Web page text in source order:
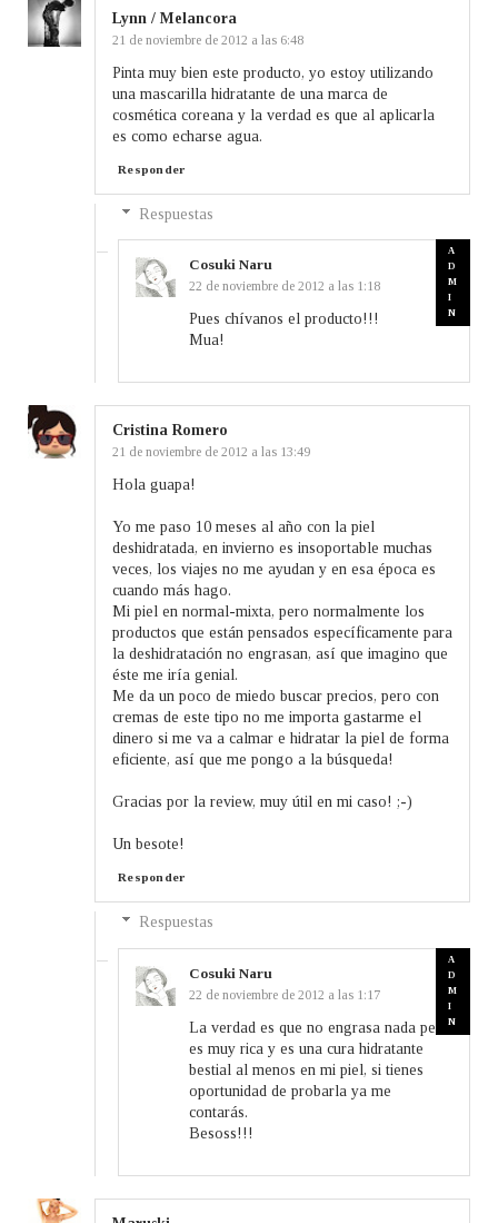
Lynn / Melancora
21 de noviembre de 2012 a las 6:48
Pinta muy bien este producto, yo estoy utilizando
una mascarilla hidratante de una marca de
cosmética coreana y la verdad es que al aplicarla
es como echarse agua.
Responder
Respuestas
Cosuki Naru
22 de noviembre de 2012 a las 1:18
Pues chívanos el producto!!!
Mua!
Cristina Romero
21 de noviembre de 2012 a las 13:49
Hola guapa!
Yo me paso 10 meses al año con la piel
deshidratada, en invierno es insoportable muchas
veces, los viajes no me ayudan y en esa época es
cuando más hago.
Mi piel en normal-mixta, pero normalmente los
productos que están pensados específicamente para
la deshidratación no engrasan, así que imagino que
éste me iría genial.
Me da un poco de miedo buscar precios, pero con
cremas de este tipo no me importa gastarme el
dinero si me va a calmar e hidratar la piel de forma
eficiente, así que me pongo a la búsqueda!
Gracias por la review, muy útil en mi caso! ;-)
Un besote!
Responder
Respuestas
Cosuki Naru
22 de noviembre de 2012 a las 1:17
La verdad es que no engrasa nada pero
es muy rica y es una cura hidratante
bestial al menos en mi piel, si tienes
oportunidad de probarla ya me
contarás.
Besoss!!!